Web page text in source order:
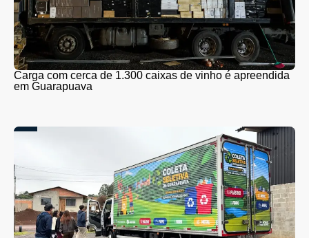
Carga com cerca de 1.300 caixas de vinho é apreendida
em Guarapuava